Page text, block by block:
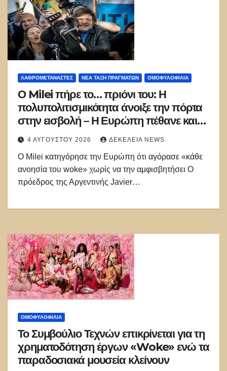
ΛΑΘΡΟΜΕΤΑΝΑΣΤΕΣ ΝΈΑ ΤΆΞΗ ΠΡΑΓΜΆΤΩΝ ΟΜΟΦΥΛΟΦΙΛΊΑ
Ο Milei πήρε το… πριόνι του: Η
πολυπολιτισμικότητα άνοιξε την πόρτα
στην εισβολή – Η Ευρώπη πέθανε και
ξέχασε να μας το πει
4 ΑΥΓΟΎΣΤΟΥ 2026 ΔΕΚΈΛΕΙΑ NEWS
Ο Milei κατηγόρησε την Ευρώπη ότι αγόρασε «κάθε
ανοησία του woke» χωρίς να την αμφισβητήσει Ο
πρόεδρος της Αργεντινής Javier…
ΟΜΟΦΥΛΟΦΙΛΊΑ
Το Συμβούλιο Τεχνών επικρίνεται για τη
χρηματοδότηση έργων «Woke» ενώ τα
παραδοσιακά μουσεία κλείνουν